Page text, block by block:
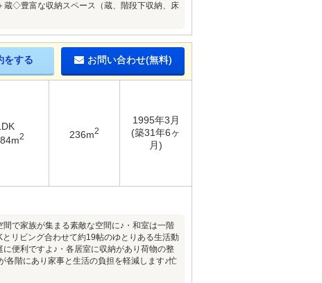
◇豊富な収納スペース（蔵、階段下収納、床
をする お問い合わせ(無料)
2 236m2
1995年3月
(築31年6ヶ
月)
で家族が集まる素敵な空間に♪・和室は一階
リビング合わせて約19帖のゆとりある生活動
便利ですよ♪・各居室に収納があり荷物の整
階にあり家事と生活の負担を軽減します♪忙